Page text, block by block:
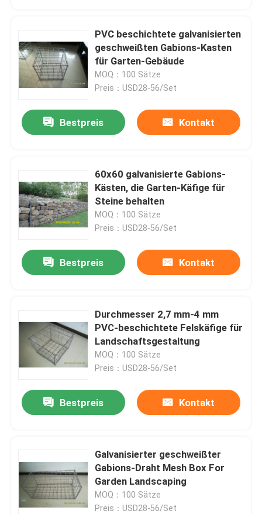
Videos
Über uns
Qualitätskontrolle
Kontaktiere uns
Fechten der geschweißten Masche
3D schweißte Draht-Zaun
Doppeldrahtgeschweißter Zaun
Antizaun des aufstiegs-358
Röhrenstahlzaun
PVC beschichtete galvanisierten
geschweißten Gabions-Kasten
für Garten-Gebäude
MOQ：100 Sätze
Preis：USD28-56/Set
Bestpreis Kontakt
60x60 galvanisierte Gabions-
Kästen, die Garten-Käfige für
Steine behalten
MOQ：100 Sätze
Preis：USD28-56/Set
Bestpreis Kontakt
Durchmesser 2,7 mm-4 mm
PVC-beschichtete Felskäfige für
Landschaftsgestaltung
MOQ：100 Sätze
Preis：USD28-56/Set
Bestpreis Kontakt
Galvanisierter geschweißter
Gabions-Draht Mesh Box For
Garden Landscaping
MOQ：100 Sätze
Preis：USD28-56/Set